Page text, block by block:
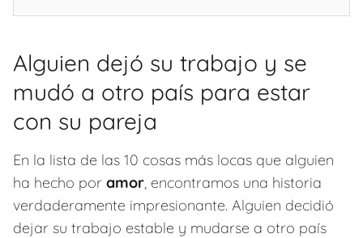
Alguien dejó su trabajo y se
mudó a otro país para estar
con su pareja
En la lista de las 10 cosas más locas que alguien
ha hecho por amor, encontramos una historia
verdaderamente impresionante. Alguien decidió
dejar su trabajo estable y mudarse a otro país